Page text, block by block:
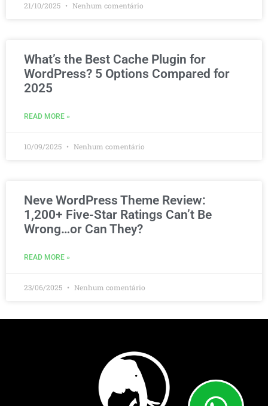
21/10/2025 Nenhum comentário
What’s the Best Cache Plugin for
WordPress? 5 Options Compared for
2025
READ MORE »
10/09/2025 Nenhum comentário
Neve WordPress Theme Review:
1,200+ Five-Star Ratings Can’t Be
Wrong…or Can They?
READ MORE »
23/06/2025 Nenhum comentário